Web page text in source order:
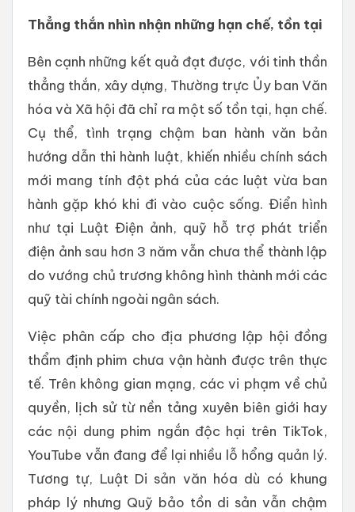
Thẳng thắn nhìn nhận những hạn chế, tồn tại
Bên cạnh những kết quả đạt được, với tinh thần
thẳng thắn, xây dựng, Thường trực Ủy ban Văn
hóa và Xã hội đã chỉ ra một số tồn tại, hạn chế.
Cụ thể, tình trạng chậm ban hành văn bản
hướng dẫn thi hành luật, khiến nhiều chính sách
mới mang tính đột phá của các luật vừa ban
hành gặp khó khi đi vào cuộc sống. Điển hình
như tại Luật Điện ảnh, quỹ hỗ trợ phát triển
điện ảnh sau hơn 3 năm vẫn chưa thể thành lập
do vướng chủ trương không hình thành mới các
quỹ tài chính ngoài ngân sách.
Việc phân cấp cho địa phương lập hội đồng
thẩm định phim chưa vận hành được trên thực
tế. Trên không gian mạng, các vi phạm về chủ
quyền, lịch sử từ nền tảng xuyên biên giới hay
các nội dung phim ngắn độc hại trên TikTok,
YouTube vẫn đang để lại nhiều lỗ hổng quản lý.
Tương tự, Luật Di sản văn hóa dù có khung
pháp lý nhưng Quỹ bảo tồn di sản vẫn chậm